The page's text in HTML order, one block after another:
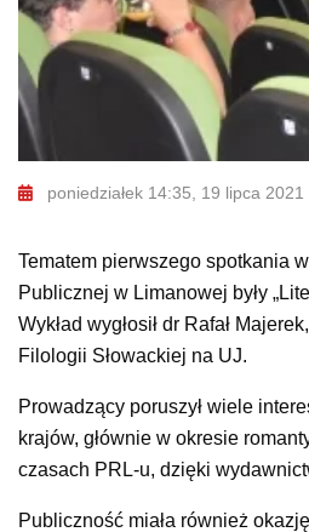
poniedziałek 14:35, 19 lipca 2021
Tematem pierwszego spotkania
Publicznej w Limanowej były
Wykład wygłosił dr Rafał
Filologii Słowackiej na UJ.
Prowadzący poruszył wiele
krajów, głównie w okresie
czasach PRL-u, dzięki
Publiczność miała również